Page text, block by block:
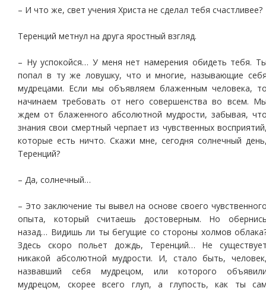
– И что же, свет учения Христа не сделал тебя счастливее?
Теренций метнул на друга яростный взгляд.
– Ну успокойся… У меня нет намерения обидеть тебя.
попал в ту же ловушку, что и многие, называющие
мудрецами. Если мы объявляем блаженным человека,
начинаем требовать от него совершенства во всем.
ждем от блаженного абсолютной мудрости, забывая,
знания свои смертный черпает из чувственных
которые есть ничто. Скажи мне, сегодня солнечный
Теренций?
– Да, солнечный…
– Это заключение ты вывел на основе своего
опыта, который считаешь достоверным. Но
назад… Видишь ли ты бегущие со стороны холмов
Здесь скоро польет дождь, Теренций… Не
никакой абсолютной мудрости. И, стало быть,
назвавший себя мудрецом, или которого
мудрецом, скорее всего глуп, а глупость, как ты